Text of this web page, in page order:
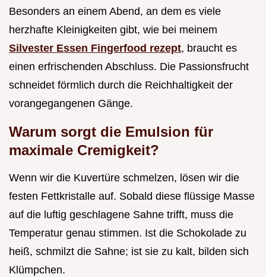
Besonders an einem Abend, an dem es viele
herzhafte Kleinigkeiten gibt, wie bei meinem
Silvester Essen Fingerfood rezept, braucht es
einen erfrischenden Abschluss. Die Passionsfrucht
schneidet förmlich durch die Reichhaltigkeit der
vorangegangenen Gänge.
Warum sorgt die Emulsion für
maximale Cremigkeit?
Wenn wir die Kuvertüre schmelzen, lösen wir die
festen Fettkristalle auf. Sobald diese flüssige Masse
auf die luftig geschlagene Sahne trifft, muss die
Temperatur genau stimmen. Ist die Schokolade zu
heiß, schmilzt die Sahne; ist sie zu kalt, bilden sich
Klümpchen.